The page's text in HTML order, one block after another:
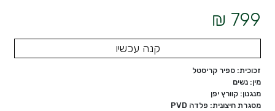
799 ₪
קנה עכשיו
זכוכית: ספיר קריסטל
מין: נשים
מנגנון: קוורץ יפן
מסגרת חיצונית: פלדה PVD